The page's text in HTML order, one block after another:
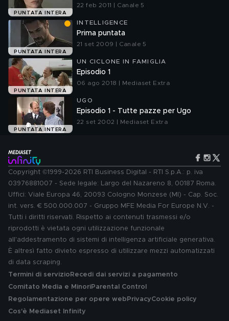
PUNTATA INTERA
22 feb 2011 | Canale 5
PUNTATA INTERA
INTELLIGENCE
Prima puntata
21 set 2009 | Canale 5
PUNTATA INTERA
UN CICLONE IN FAMIGLIA
Episodio 1
06 ago 2018 | Mediaset Extra
PUNTATA INTERA
UGO
Episodio 1 - Tutte pazze per Ugo
22 set 2002 | Mediaset Extra
Copyright ©1999-2026 RTI Business Digital - RTI S.p.A.: p. iva
03976881007 - Sede legale: Largo del Nazareno 8, 00187 Roma.
Uffici: Viale Europa 46, 20093 Cologno Monzese (MI) - Cap. Soc.
int. vers. € 500.000.007 - Gruppo MFE Media For Europe N.V. -
Tutti i diritti riservati. Rispetto ai contenuti trasmessi e/o
riprodotti è vietata ogni utilizzazione funzionale
all'addestramento di sistemi di intelligenza artificiale generativa.
È altresì fatto divieto espresso di utilizzare mezzi automatizzati
di data scraping.
Termini di servizio Recedi dai servizi a pagamento
Comitato Media e MinoriParental Control
Regolamentazione per opere web PrivacyCookie policy
Cos'è Mediaset Infinity